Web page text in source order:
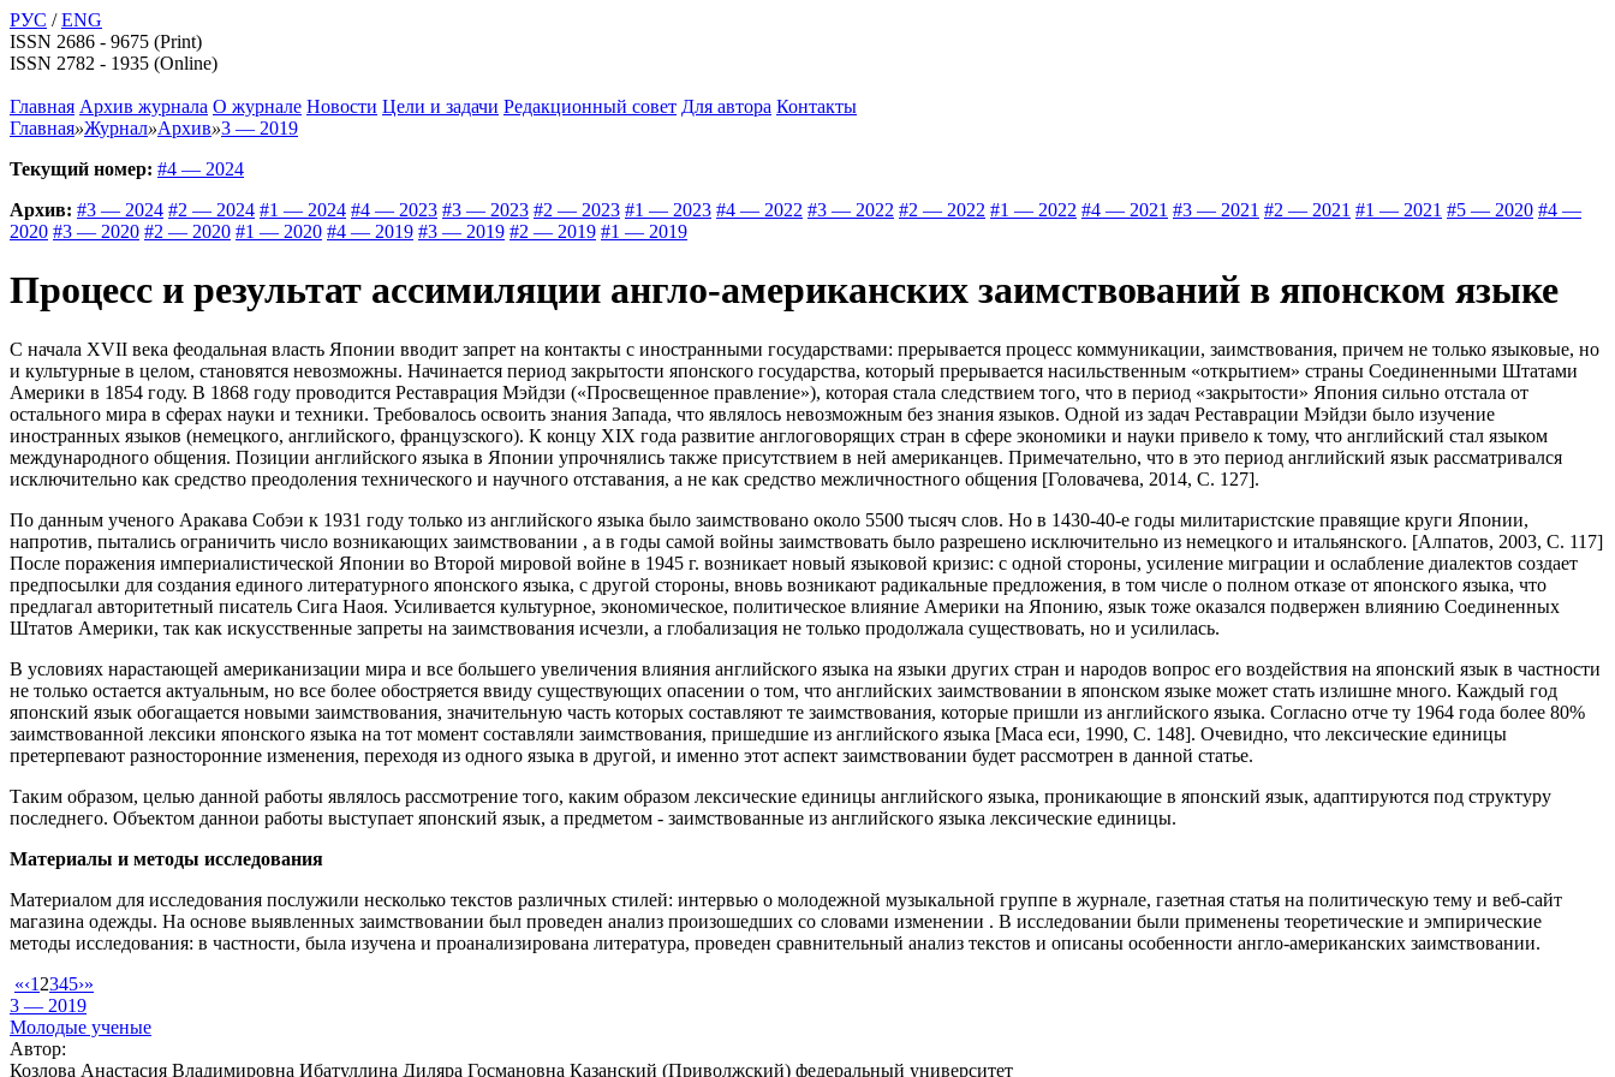
РУС /ENG
ISSN 2686 - 9675 (Print)
ISSN 2782 - 1935 (Online)
Главная Архив журнала О журнале Новости Цели и задачи Редакционный совет Для автора Контакты
Главная»Журнал»Архив»3 — 2019
Текущий номер: #4 — 2024
Архив: #3 — 2024 #2 — 2024 #1 — 2024 #4 — 2023 #3 — 2023 #2 — 2023 #1 — 2023 #4 — 2022 #3 — 2022 #2 — 2022 #1 — 2022 #4 — 2021 #3 — 2021 #2 — 2021 #1 — 2021 #5 — 2020 #4 —
2020 #3 — 2020 #2 — 2020 #1 — 2020 #4 — 2019 #3 — 2019 #2 — 2019 #1 — 2019
Процесс и результат ассимиляции англо-американских заимствований в японском языке
С начала XVII века феодальная власть Японии вводит запрет на контакты с иностранными государствами: прерывается процесс коммуникации, заимствования, причем не только языковые, но
и культурные в целом, становятся невозможны. Начинается период закрытости японского государства, который прерывается насильственным «открытием» страны Соединенными Штатами
Америки в 1854 году. В 1868 году проводится Реставрация Мэйдзи («Просвещенное правление»), которая стала следствием того, что в период «закрытости» Япония сильно отстала от
остального мира в сферах науки и техники. Требовалось освоить знания Запада, что являлось невозможным без знания языков. Одной из задач Реставрации Мэйдзи было изучение
иностранных языков (немецкого, английского, французского). К концу XIX года развитие англоговорящих стран в сфере экономики и науки привело к тому, что английский стал языком
международного общения. Позиции английского языка в Японии упрочнялись также присутствием в ней американцев. Примечательно, что в это период английский язык рассматривался
исключительно как средство преодоления технического и научного отставания, а не как средство межличностного общения [Головачева, 2014, С. 127].
По данным ученого Аракава Собэи к 1931 году только из английского языка было заимствовано около 5500 тысяч слов. Но в 1430-40-е годы милитаристские правящие круги Японии,
напротив, пытались ограничить число возникающих заимствовании , а в годы самой войны заимствовать было разрешено исключительно из немецкого и итальянского. [Алпатов, 2003, С. 117]
После поражения империалистической Японии во Второй мировой войне в 1945 г. возникает новый языковой кризис: с одной стороны, усиление миграции и ослабление диалектов создает
предпосылки для создания единого литературного японского языка, с другой стороны, вновь возникают радикальные предложения, в том числе о полном отказе от японского языка, что
предлагал авторитетный писатель Сига Наоя. Усиливается культурное, экономическое, политическое влияние Америки на Японию, язык тоже оказался подвержен влиянию Соединенных
Штатов Америки, так как искусственные запреты на заимствования исчезли, а глобализация не только продолжала существовать, но и усилилась.
В условиях нарастающей американизации мира и все большего увеличения влияния английского языка на языки других стран и народов вопрос его воздействия на японский язык в частности
не только остается актуальным, но все более обостряется ввиду существующих опасении о том, что английских заимствовании в японском языке может стать излишне много. Каждый год
японский язык обогащается новыми заимствования, значительную часть которых составляют те заимствования, которые пришли из английского языка. Согласно отче ту 1964 года более 80%
заимствованной лексики японского языка на тот момент составляли заимствования, пришедшие из английского языка [Маса еси, 1990, С. 148]. Очевидно, что лексические единицы
претерпевают разносторонние изменения, переходя из одного языка в другой, и именно этот аспект заимствовании будет рассмотрен в данной статье.
Таким образом, целью данной работы являлось рассмотрение того, каким образом лексические единицы английского языка, проникающие в японский язык, адаптируются под структуру
последнего. Объектом даннои работы выступает японский язык, а предметом - заимствованные из английского языка лексические единицы.
Материалы и методы исследования
Материалом для исследования послужили несколько текстов различных стилей: интервью о молодежной музыкальной группе в журнале, газетная статья на политическую тему и веб-сайт
магазина одежды. На основе выявленных заимствовании был проведен анализ произошедших со словами изменении . В исследовании были применены теоретические и эмпирические
методы исследования: в частности, была изучена и проанализирована литература, проведен сравнительный анализ текстов и описаны особенности англо-американских заимствовании.
«‹1 2345›»
3 — 2019
Молодые ученые
Автор:
Козлова Анастасия Владимировна Ибатуллина Диляра Госмановна Казанский (Приволжский) федеральный университет